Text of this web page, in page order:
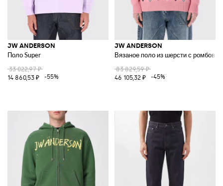
JW ANDERSON
Поло Super
33 022,97 ₽
14 860,53 ₽
-55%
JW ANDERSON
Вязаное поло из шерсти с
83 829,59 ₽
46 105,32 ₽
-45%